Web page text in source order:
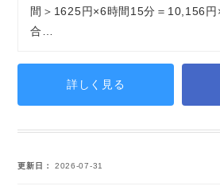
間＞1625円×6時間15分＝10,156
合…
詳しく見る
更新日 2026-07-31